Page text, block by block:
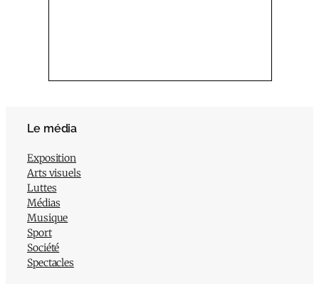
Le média
Exposition
Arts visuels
Luttes
Médias
Musique
Sport
Société
Spectacles